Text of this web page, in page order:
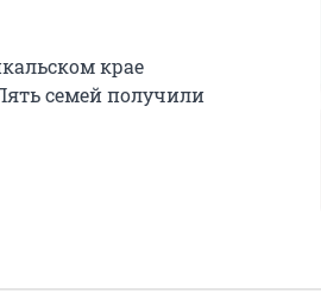
крае
семей получили